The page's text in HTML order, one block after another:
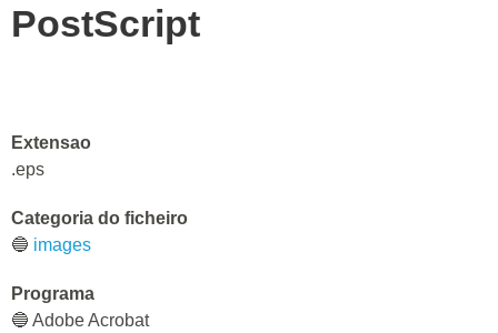
PostScript
Extensao
.eps
Categoria do ficheiro
🔵 images
Programa
🔵 Adobe Acrobat